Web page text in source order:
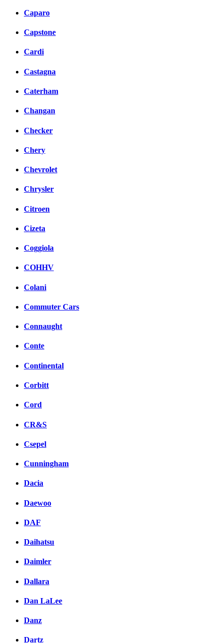
Caparo
Capstone
Cardi
Castagna
Caterham
Changan
Checker
Chery
Chevrolet
Chrysler
Citroen
Cizeta
Coggiola
COHHV
Colani
Commuter Cars
Connaught
Conte
Continental
Corbitt
Cord
CR&S
Csepel
Cunningham
Dacia
Daewoo
DAF
Daihatsu
Daimler
Dallara
Dan LaLee
Danz
Dartz